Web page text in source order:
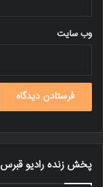
وب‌ سایت
پخش زنده رادیو قبرس